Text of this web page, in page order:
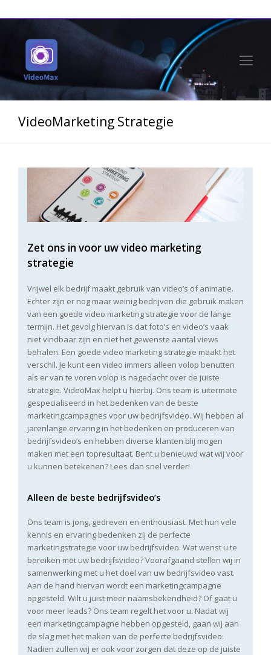
VideoMarketing Strategie
Zet ons in voor uw video marketing
strategie
Vrijwel elk bedrijf maakt gebruik van video’s of animatie.
Echter zijn er nog maar weinig bedrijven die gebruik maken
van een goede video marketing strategie voor de lange
termijn. Het gevolg hiervan is dat foto’s en video’s vaak
niet vindbaar zijn en niet het gewenste aantal views
behalen. Een goede video marketing strategie maakt het
verschil. Je kunt een video immers alleen volop benutten
als er van te voren volop is nagedacht over de juiste
strategie. VideoMax helpt u hierbij. Ons team is uitermate
gespecialiseerd in het bedenken van de beste
marketingcampagnes voor uw bedrijfsvideo. Wij hebben al
jarenlange ervaring in het bedenken en produceren van
bedrijfsvideo’s en hebben diverse klanten blij mogen
maken met een topresultaat. Bent u benieuwd wat wij voor
u kunnen betekenen? Lees dan snel verder!
Alleen de beste bedrijfsvideo’s
Ons team is jong, gedreven en enthousiast. Met hun vele
kennis en ervaring bedenken zij de perfecte
marketingstrategie voor uw bedrijfsvideo. Wat wenst u te
bereiken met uw bedrijfsvideo? Voorafgaand stellen wij in
samenwerking met u het doel van uw bedrijfsvideo vast.
Aan de hand hiervan wordt een marketingcampagne
opgesteld. Wilt u juist meer naamsbekendheid? Of gaat u
voor meer leads? Ons team regelt het voor u. Nadat wij
een marketingcampagne hebben opgesteld, gaan wij aan
de slag met het maken van de perfecte bedrijfsvideo.
Nadien zullen wij er ook voor zorgen dat deze op de juiste